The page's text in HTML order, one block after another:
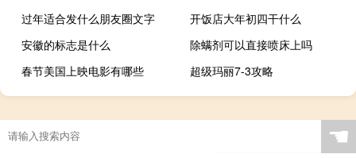
过年适合发什么朋友圈文字
开饭店大年初四干什么
安徽的标志是什么
除螨剂可以直接喷床上吗
春节美国上映电影有哪些
超级玛丽7-3攻略
☚